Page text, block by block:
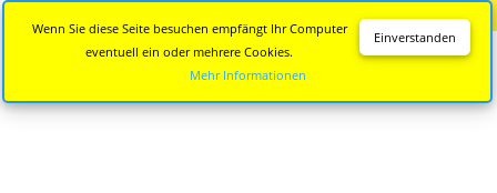
Einverstanden
Wenn Sie diese Seite besuchen empfängt Ihr Computer
eventuell ein oder mehrere Cookies.
Mehr Informationen